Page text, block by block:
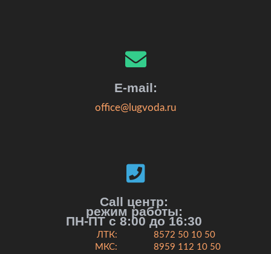
E-mail:
office@lugvoda.ru
Call центр:
режим работы:
ПН-ПТ с 8:00 до 16:30
ЛТК:
МКС:
8572 50 10 50
8959 112 10 50